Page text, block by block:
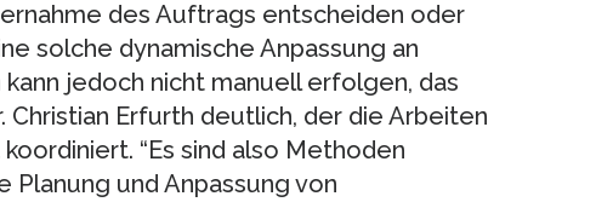
des Auftrags entscheiden oder
solche dynamische Anpassung an
jedoch nicht manuell erfolgen, das
Christian Erfurth deutlich, der die Arbeiten
“Es sind also Methoden
und Anpassung von